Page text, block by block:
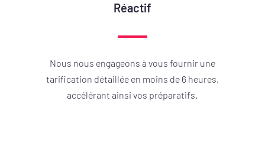
Réactif
Nous nous engageons à vous fournir une
tarification détaillée en moins de 6 heures,
accélérant ainsi vos préparatifs.